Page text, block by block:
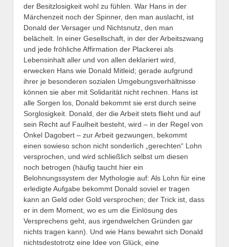
der Besitzlosigkeit wohl zu fühlen. War Hans in der
Märchenzeit noch der Spinner, den man auslacht, ist
Donald der Versager und Nichtsnutz, den man
belächelt. In einer Gesellschaft, in der der Arbeitszwang
und jede fröhliche Affirmation der Plackerei als
Lebensinhalt aller und von allen deklariert wird,
erwecken Hans wie Donald Mitleid; gerade aufgrund
ihrer je besonderen sozialen Umgebungsverhältnisse
können sie aber mit Solidarität nicht rechnen. Hans ist
alle Sorgen los, Donald bekommt sie erst durch seine
Sorglosigkeit. Donald, der die Arbeit stets flieht und auf
sein Recht auf Faulheit besteht, wird – in der Regel von
Onkel Dagobert – zur Arbeit gezwungen, bekommt
einen sowieso schon nicht sonderlich „gerechten“ Lohn
versprochen, und wird schließlich selbst um diesen
noch betrogen (häufig taucht hier ein
Belohnungssystem der Mythologie auf: Als Lohn für eine
erledigte Aufgabe bekommt Donald soviel er tragen
kann an Geld oder Gold versprochen; der Trick ist, dass
er in dem Moment, wo es um die Einlösung des
Versprechens geht, aus irgendwelchen Gründen gar
nichts tragen kann). Und wie Hans bewahrt sich Donald
nichtsdestotrotz eine Idee von Glück, eine